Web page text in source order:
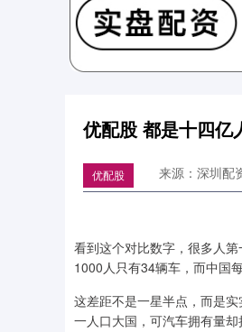
优配股 都是十四亿
优配股 来源：深圳配
看到这个对比数字，很多人
1000人只有34辆车，而中国
这差距不是一星半点，而是
一人口大国，可汽车拥有量